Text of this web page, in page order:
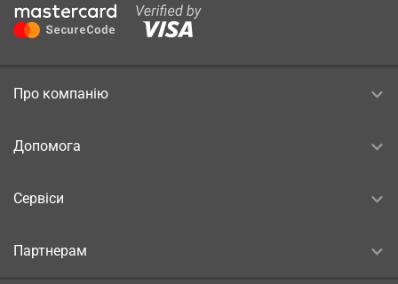
Про компанію
Допомога
Сервіси
Партнерам